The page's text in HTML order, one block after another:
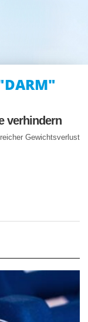
verhindern
Gewichtsverlust